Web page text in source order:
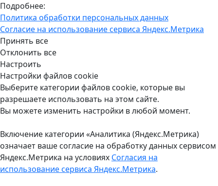
Подробнее:
Политика обработки персональных данных
Согласие на использование сервиса Яндекс.Метрика
Принять все
Отклонить все
Настроить
Настройки файлов cookie
Выберите категории файлов cookie, которые вы
разрешаете использовать на этом сайте.
Вы можете изменить настройки в любой момент.
Включение категории «Аналитика (Яндекс.Метрика)
означает ваше согласие на обработку данных сервисом
Яндекс.Метрика на условиях Согласия на
использование сервиса Яндекс.Метрика.